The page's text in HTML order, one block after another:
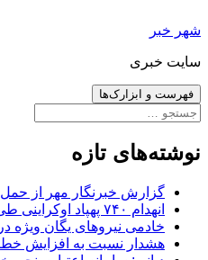
به
شهر خبر
سایت خبری
فهرست و ابزارک‌ها
جستجو
نوشته‌های تازه
گزارش خبرنگار مهر از
انهدام ۷۴۰ پهپاد اوکراینی طی یک روز
خادمی نیروهای یگان ویژه
هشدار نسبت به افزایش